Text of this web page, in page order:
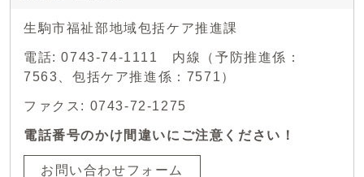
生駒市福祉部地域包括ケア推進課
電話: 0743-74-1111 内線（予防推進係：
7563、包括ケア推進係：7571）
ファクス: 0743-72-1275
電話番号のかけ間違いにご注意ください！
お問い合わせフォーム